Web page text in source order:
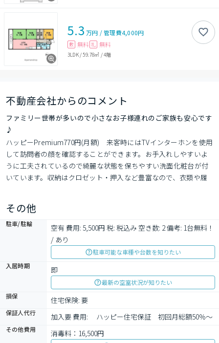
5.3 万円 /管理費4,000円
敷 無料 礼 無料
3LDK/59.78㎡ /4階
不動産会社からのコメント
ファミリー世帯が多いので小さなお子様連れのご家族も安心です
♪
ハッピーPremium770円(月額)　来客時にはTVインターホンを使用
して訪問者の顔を確認することができます。お手入れしやすいよ
うに工夫されているので綺麗な状態を保ちやすい洗面化粧台が付
いています。収納はクロゼット・押入など豊富なので、衣類や履
す。自由にインテリアを楽しめる、フローリングのお部屋
その他
駐車/駐輪
空有 費用: 5,500円 税: 税込み 空き数: 2 備考: 1台無料！
/ あり
駐車可能な車種や台数を知りたい
入居時期
即
最新の空室状況が知りたい
損保
住宅保険: 要
保証人代行 加入要 費用: 　ハッピー住宅保証　初回月総額50％～
その他費用 消毒料：16,500円